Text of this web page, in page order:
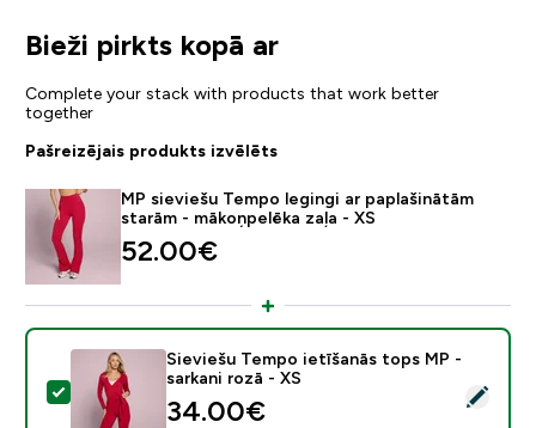
Bieži pirkts kopā ar
Complete your stack with products that work better
together
Pašreizējais produkts izvēlēts
MP sieviešu Tempo legingi ar paplašinātām
starām - mākoņpelēka zaļa - XS
52.00€‎
Atlasīt šo produktu - Sieviešu Tempo ietīšanās tops
Sieviešu Tempo ietīšanās tops MP -
sarkani rozā - XS
34.00€‎